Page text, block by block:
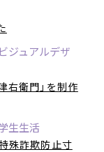
ビジュアルデザ
右衛門」を制作
生生活
殊詐欺防止寸